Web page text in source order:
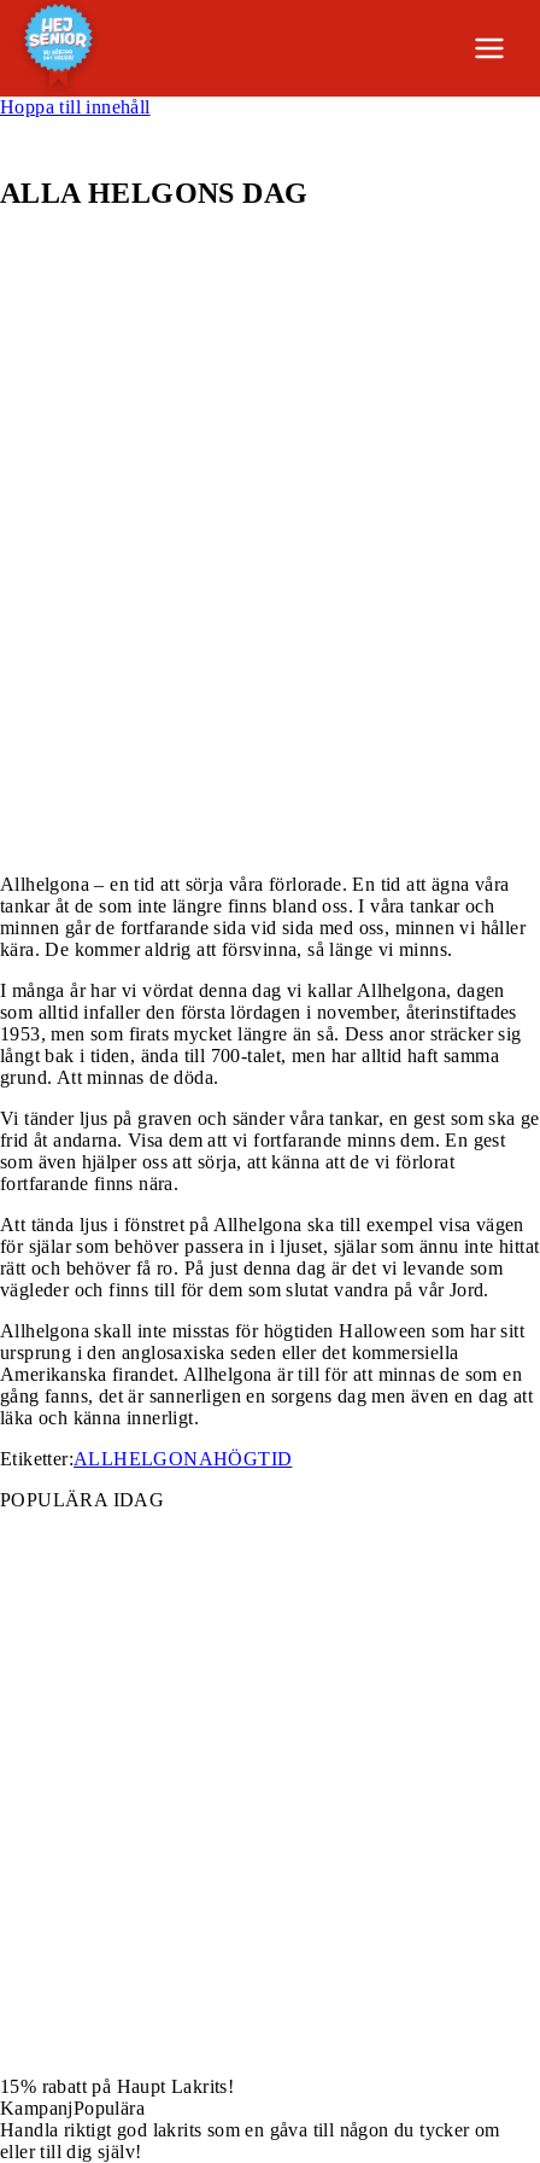
Hoppa till innehåll
ALLA HELGONS DAG
Allhelgona – en tid att sörja våra förlorade. En tid att ägna våra
tankar åt de som inte längre finns bland oss. I våra tankar och
minnen går de fortfarande sida vid sida med oss, minnen vi håller
kära. De kommer aldrig att försvinna, så länge vi minns.
I många år har vi vördat denna dag vi kallar Allhelgona, dagen
som alltid infaller den första lördagen i november, återinstiftades
1953, men som firats mycket längre än så. Dess anor sträcker sig
långt bak i tiden, ända till 700-talet, men har alltid haft samma
grund. Att minnas de döda.
Vi tänder ljus på graven och sänder våra tankar, en gest som ska ge
frid åt andarna. Visa dem att vi fortfarande minns dem. En gest
som även hjälper oss att sörja, att känna att de vi förlorat
fortfarande finns nära.
Att tända ljus i fönstret på Allhelgona ska till exempel visa vägen
för själar som behöver passera in i ljuset, själar som ännu inte hittat
rätt och behöver få ro. På just denna dag är det vi levande som
vägleder och finns till för dem som slutat vandra på vår Jord.
Allhelgona skall inte misstas för högtiden Halloween som har sitt
ursprung i den anglosaxiska seden eller det kommersiella
Amerikanska firandet. Allhelgona är till för att minnas de som en
gång fanns, det är sannerligen en sorgens dag men även en dag att
läka och känna innerligt.
Etiketter:ALLHELGONAHÖGTID
POPULÄRA IDAG
15% rabatt på Haupt Lakrits!
KampanjPopulära
Handla riktigt god lakrits som en gåva till någon du tycker om
eller till dig själv!